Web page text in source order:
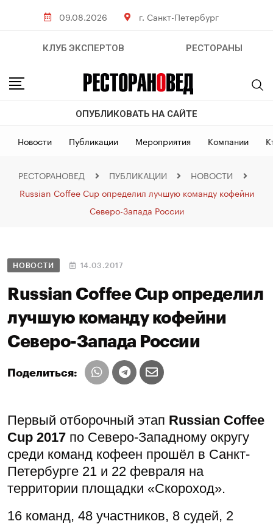
09.08.2026 г. Санкт-Петербург
КЛУБ ЭКСПЕРТОВ РЕСТОРАНЫ
ОПУБЛИКОВАТЬ НА САЙТЕ
Новости Публикации Мероприятия Компании
РЕСТОРАНОВЕД ПУБЛИКАЦИИ
НОВОСТИ
Russian Coffee Cup определил лучшую команду кофейни
Северо-Запада России
НОВОСТИ 14.03.2017
Russian Coffee Cup определил
лучшую команду кофейни
Северо-Запада России
Поделиться:
Первый отборочный этап Russian Coffee
Cup 2017 по Северо-Западному округу
среди команд кофеен прошёл в Санкт-
Петербурге 21 и 22 февраля на
территории площадки «Скороход».
16 команд, 48 участников, 8 судей, 2